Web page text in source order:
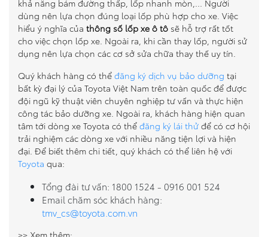
khả năng bám đường thấp, lốp nhanh mòn,… Người
dùng nên lựa chọn đúng loại lốp phù hợp cho xe. Việc
hiểu ý nghĩa của thông số lốp xe ô tô sẽ hỗ trợ rất tốt
cho việc chọn lốp xe. Ngoài ra, khi cần thay lốp, người sử
dụng nên lựa chọn các cơ sở sửa chữa thay thế uy tín.
Quý khách hàng có thể đăng ký dịch vụ bảo dưỡng tại
bất kỳ đại lý của Toyota Việt Nam trên toàn quốc để được
đội ngũ kỹ thuật viên chuyên nghiệp tư vấn và thực hiện
công tác bảo dưỡng xe. Ngoài ra, khách hàng hiện quan
tâm tới dòng xe Toyota có thể đăng ký lái thử để có cơ hội
trải nghiệm các dòng xe với nhiều năng tiện lợi và hiện
đại. Để biết thêm chi tiết, quý khách có thể liên hệ với
Toyota qua:
Tổng đài tư vấn: 1800 1524 - 0916 001 524
Email chăm sóc khách hàng:
tmv_cs@toyota.com.vn